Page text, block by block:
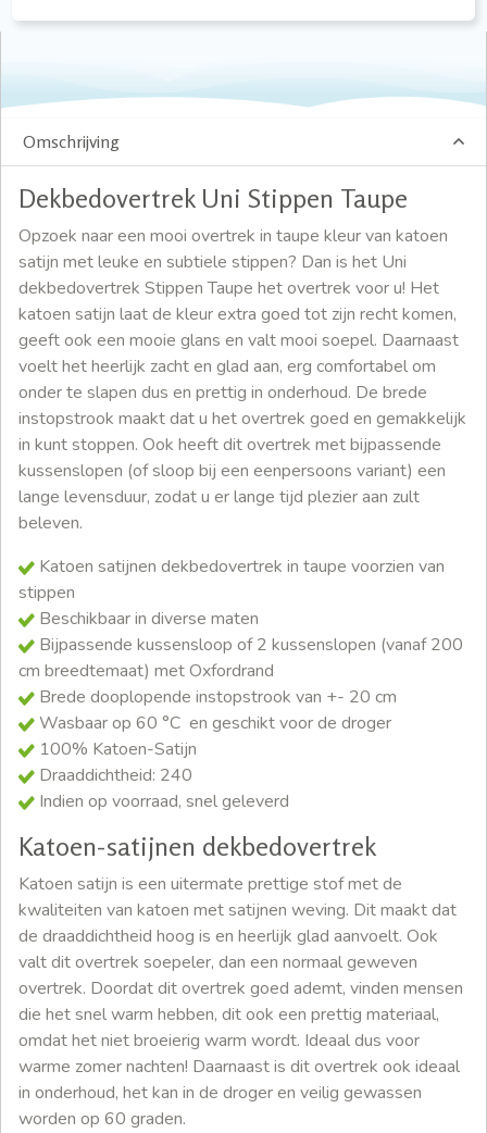
Omschrijving
Dekbedovertrek Uni Stippen Taupe
Opzoek naar een mooi overtrek in taupe kleur van katoen
satijn met leuke en subtiele stippen? Dan is het Uni
dekbedovertrek Stippen Taupe het overtrek voor u! Het
katoen satijn laat de kleur extra goed tot zijn recht komen,
geeft ook een mooie glans en valt mooi soepel. Daarnaast
voelt het heerlijk zacht en glad aan, erg comfortabel om
onder te slapen dus en prettig in onderhoud. De brede
instopstrook maakt dat u het overtrek goed en gemakkelijk
in kunt stoppen. Ook heeft dit overtrek met bijpassende
kussenslopen (of sloop bij een eenpersoons variant) een
lange levensduur, zodat u er lange tijd plezier aan zult
beleven.
Katoen satijnen dekbedovertrek in taupe voorzien van
stippen
Beschikbaar in diverse maten
Bijpassende kussensloop of 2 kussenslopen (vanaf 200
cm breedtemaat) met Oxfordrand
Brede dooplopende instopstrook van +- 20 cm
Wasbaar op 60 °C en geschikt voor de droger
100% Katoen-Satijn
Draaddichtheid: 240
Indien op voorraad, snel geleverd
Katoen-satijnen dekbedovertrek
Katoen satijn is een uitermate prettige stof met de
kwaliteiten van katoen met satijnen weving. Dit maakt dat
de draaddichtheid hoog is en heerlijk glad aanvoelt. Ook
valt dit overtrek soepeler, dan een normaal geweven
overtrek. Doordat dit overtrek goed ademt, vinden mensen
die het snel warm hebben, dit ook een prettig materiaal,
omdat het niet broeierig warm wordt. Ideaal dus voor
warme zomer nachten! Daarnaast is dit overtrek ook ideaal
in onderhoud, het kan in de droger en veilig gewassen
worden op 60 graden.